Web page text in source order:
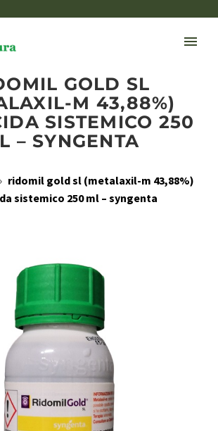
GOLD SL
M 43,88%)
SISTEMICO 250
– SYNGENTA
ridomil gold sl (metalaxil-m 43,88%)
sistemico 250 ml – syngenta